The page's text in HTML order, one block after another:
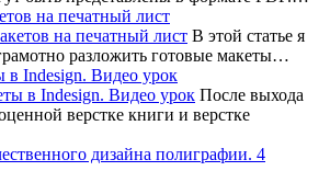
на печатный лист
В этой статье я
разложить готовые макеты…
в Indesign. Видео урок
После выхода
верстке книги и верстке
дизайна полиграфии. 4